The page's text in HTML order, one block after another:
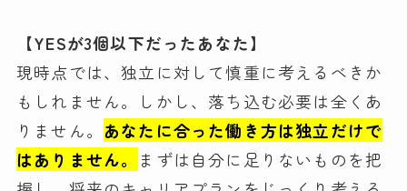
【YESが3個以下だったあなた】
現時点では、独立に対して慎重に考えるべきか
もしれません。しかし、落ち込む必要は全くあ
りません。 あなたに合った働き方は独立だけで
はありません。
まずは自分に足りないものを把